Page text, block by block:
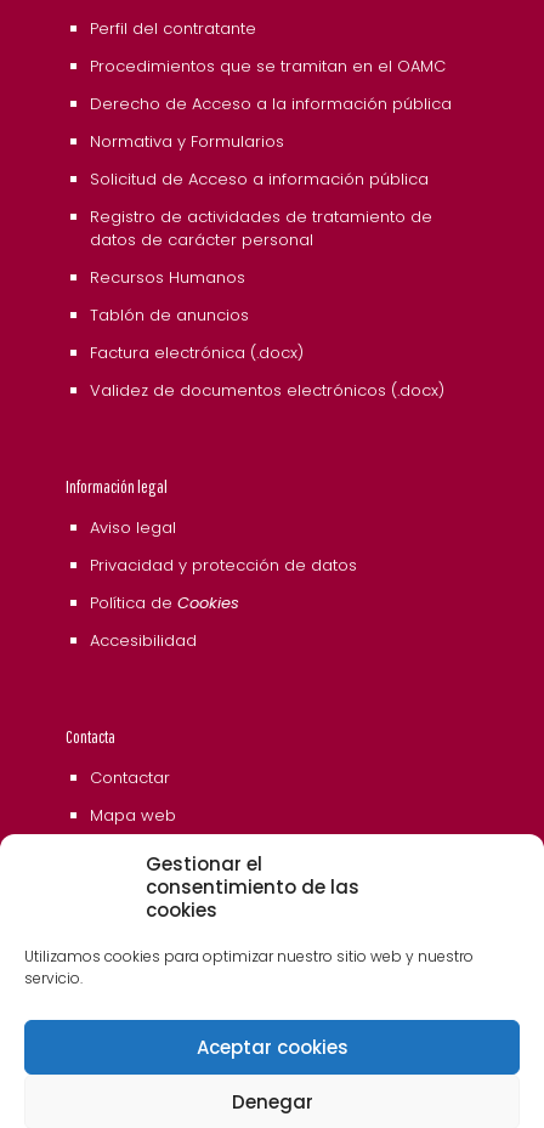
Gestionar el
consentimiento de las
cookies
Utilizamos cookies para optimizar nuestro sitio web y nuestro
servicio.
Aceptar cookies
Denegar
Perfil del contratante
Procedimientos que se tramitan en el OAMC
Derecho de Acceso a la información pública
Normativa y Formularios
Solicitud de Acceso a información pública
Registro de actividades de tratamiento de
datos de carácter personal
Recursos Humanos
Tablón de anuncios
Factura electrónica (.docx)
Validez de documentos electrónicos (.docx)
Información legal
Aviso legal
Privacidad y protección de datos
Política de Cookies
Accesibilidad
Contacta
Contactar
Mapa web
© 2006 - 2023 Museos de Tenerife. Todos los
derechos reservados